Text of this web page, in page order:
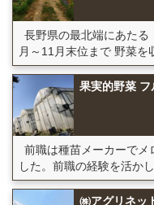
長野県の最北端にあた
月～11月末位まで 野菜を
果実的野菜 フ
前職は種苗メーカーでメ
した。前職の経験を活か
㈱アグリネッ